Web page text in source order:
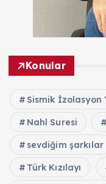
Konular
Sismik İzolasyon
Nahl Suresi
sevdiğim şarkılar
Türk Kızılayı